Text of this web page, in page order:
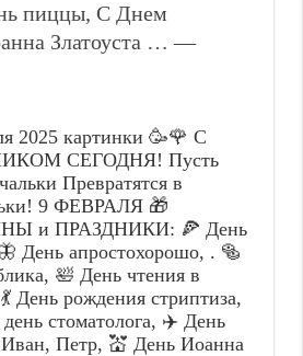
пиццы, С Днем
Златоуста … —
2025 картинки 🥳🌹 С
СЕГОДНЯ! Пусть
Превратятся в
9 ФЕВРАЛЯ 🎁
и ПРАЗДНИКИ: 🍕 День
День апростохорошо, . 🥯
🛀 День чтения в
День рождения стриптиза,
стоматолога, ✈️ День
Петр, 💒 День Иоанна